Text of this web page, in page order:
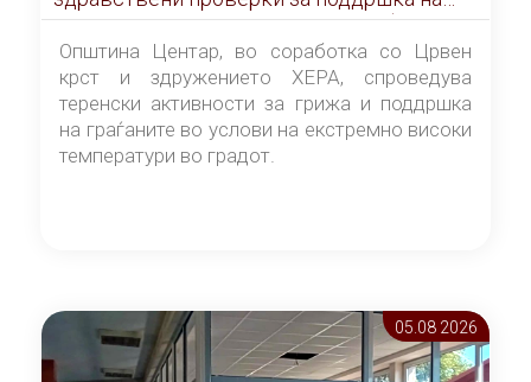
граѓаните во услови на топлотен бран
Општина Центар, во соработка со Црвен
крст и здружението ХЕРА, спроведува
теренски активности за грижа и поддршка
на граѓаните во услови на екстремно високи
температури во градот.
05.08 2026